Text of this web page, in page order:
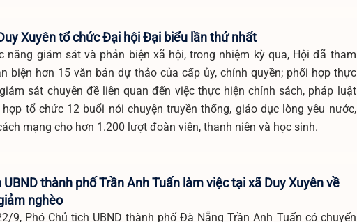
Xuyên tổ chức Đại hội Đại biểu lần thứ nhất
năng giám sát và phản biện xã hội, trong nhiệm kỳ qua, Hội đã tham
biện hơn 15 văn bản dự thảo của cấp ủy, chính quyền; phối hợp thực
sát chuyên đề liên quan đến việc thực hiện chính sách, pháp luật
tổ chức 12 buổi nói chuyện truyền thống, giáo dục lòng yêu nước,
mạng cho hơn 1.200 lượt đoàn viên, thanh niên và học sinh.
UBND thành phố Trần Anh Tuấn làm việc tại xã Duy Xuyên về
nghèo
9, Phó Chủ tịch UBND thành phố Đà Nẵng Trần Anh Tuấn có chuyến